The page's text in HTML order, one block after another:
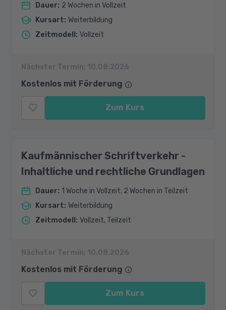
Dauer: 2 Wochen in Vollzeit
Kursart: Weiterbildung
Zeitmodell : Vollzeit
Nächster Termin: 10.08.2026
Kostenlos mit Förderung
Zum Kurs
Kaufmännischer Schriftverkehr -
Inhaltliche und rechtliche Grundlagen
Dauer: 1 Woche in Vollzeit; 2 Wochen in Teilzeit
Kursart: Weiterbildung
Zeitmodell : Vollzeit, Teilzeit
Nächster Termin: 10.08.2026
Kostenlos mit Förderung
Zum Kurs